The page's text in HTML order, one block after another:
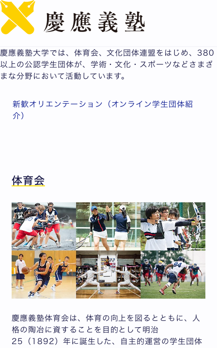
体育会・サークル
慶應義塾大学では、体育会、文化団体連盟をはじめ、380
以上の公認学生団体が、学術・文化・スポーツなどさまざ
まな分野において活動しています。
新歓オリエンテーション（オンライン学生団体紹
介）
体育会
慶應義塾体育会は、体育の向上を図るとともに、人
格の陶冶に資することを目的として明治
25（1892）年に誕生した、自主的運営の学生団体